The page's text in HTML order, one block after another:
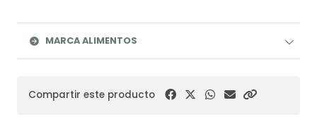
MARCA ALIMENTOS
Compartir este producto